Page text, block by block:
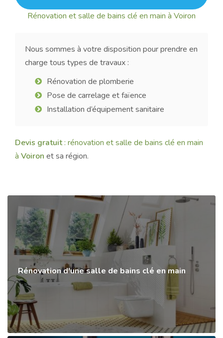
Rénovation et salle de bains clé en main à Voiron
Nous sommes à votre disposition pour prendre en
charge tous types de travaux :
Rénovation de plomberie
Pose de carrelage et faïence
Installation d’équipement sanitaire
Devis gratuit: rénovation et salle de bains clé en main
à Voiron et sa région.
Rénovation d'une salle de bains clé en main